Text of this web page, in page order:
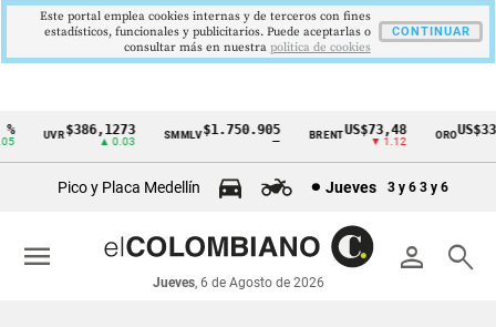
Cintillo
económicos
Colombia
UVR$386,1273
▲ 0.03
SMMLV$1.750.905 BRENTUS$73,48
▼ 1.12
ORO
Pico y Placa Medellín Jueves 3 y 6 3 y 6
person search
Jueves, 6 de Agosto de 2026
menu
Este portal emplea cookies internas y de terceros con fines
estadísticos, funcionales y publicitarios. Puede aceptarlas o
consultar más en nuestra politica de cookies
CONTINUAR